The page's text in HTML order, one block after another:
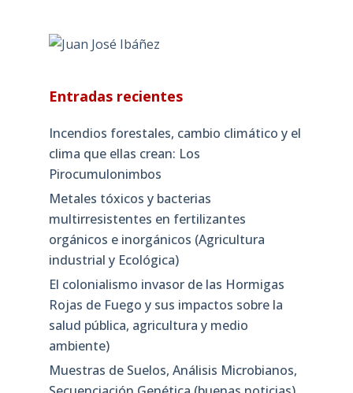
Entradas recientes
Incendios forestales, cambio climático y el
clima que ellas crean: Los
Pirocumulonimbos
Metales tóxicos y bacterias
multirresistentes en fertilizantes
orgánicos e inorgánicos (Agricultura
industrial y Ecológica)
El colonialismo invasor de las Hormigas
Rojas de Fuego y sus impactos sobre la
salud pública, agricultura y medio
ambiente)
Muestras de Suelos, Análisis Microbianos,